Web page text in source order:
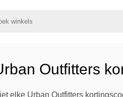
Outfitters
elke Urban Outfitters